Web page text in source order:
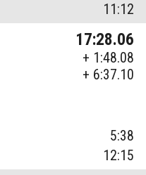
11:12
17:28.06
+ 1:48.08
+ 6:37.10
5:38
12:15